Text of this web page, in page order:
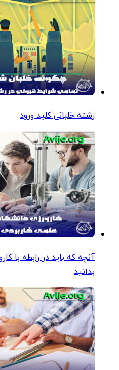
رشته خلبانی کلید ورود
آنچه که باید در رابطه با
بدانید